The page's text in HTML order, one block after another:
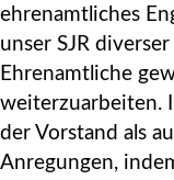
ehrenamtliches
unser SJR
Ehrenamtliche
weiterzuarbeiten.
der Vorstand als
Anregungen,